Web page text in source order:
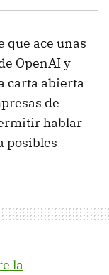
que ace unas
OpenAI y
carta abierta
de
hablar
posibles
la